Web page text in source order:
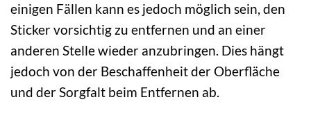
einigen Fällen kann es jedoch möglich sein, den
Sticker vorsichtig zu entfernen und an einer
anderen Stelle wieder anzubringen. Dies hängt
jedoch von der Beschaffenheit der Oberfläche
und der Sorgfalt beim Entfernen ab.